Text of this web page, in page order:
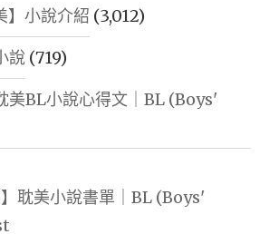
】小說介紹 (3,012)
說 (719)
美BL小說心得文｜BL (Boys'
耽美小說書單｜BL (Boys'